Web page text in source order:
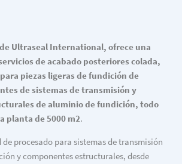
Ultraseal International, ofrece una
de acabado posteriores colada,
piezas ligeras de fundición de
de sistemas de transmisión y
de aluminio de fundición, todo
planta de 5000 m2.
procesado para sistemas de transmisión
y componentes estructurales, desde